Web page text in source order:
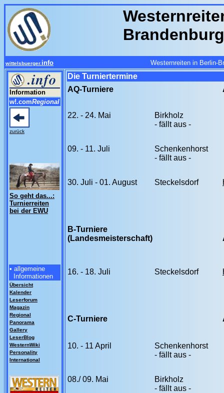
Brandenburg
wittelsbuerger. info Westernreiten in Berlin-
Information
w!.comRegional
zurück
So geht das...:
Turnierreiten
bei der EWU
• allgemeine
Informationen
Übersicht
Kalender
Leserforum
Magazin
Regional
Panorama
Gallery
LeserBlog
WesternWiki
Personality
International
Die Turniertermine
AQ-Turniere
22. - 24. Mai
Birkholz
- fällt aus -
09. - 11. Juli
Schenkenhorst
- fällt aus -
30. Juli - 01. August Steckelsdorf
B-Turniere
(Landesmeisterschaft)
16. - 18. Juli Steckelsdorf
C-Turniere
10. - 11 April
Schenkenhorst
- fällt aus -
08./ 09. Mai
Birkholz
- fällt aus -